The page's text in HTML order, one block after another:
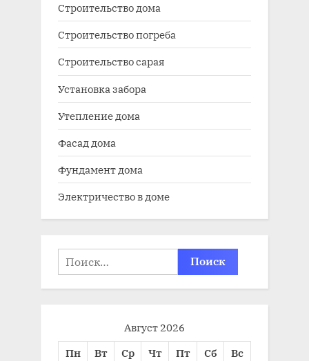
Строительство дома
Строительство погреба
Строительство сарая
Установка забора
Утепление дома
Фасад дома
Фундамент дома
Электричество в доме
Найти:
Август 2026
Пн
Вт Ср Чт Пт Сб
Вс